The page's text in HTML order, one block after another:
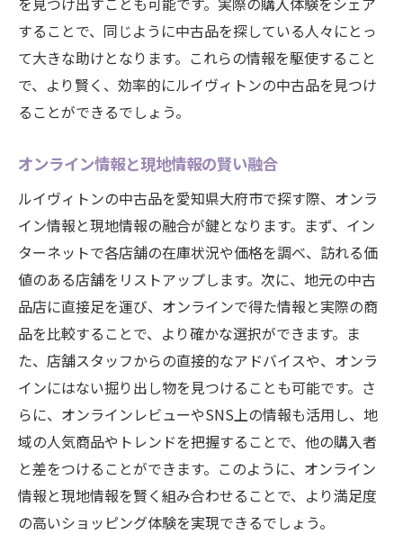
投資価値の観点から見る中古ルイヴィトン
長く愛用できるデザインと機能性
資産価値を高める保存状態の保持
将来のリセールを考えた選択肢
特別なストーリーを持つアイテムの魅力
大府市でルイヴィトンを買うメリットと他には
ない魅力
地元ならではの手厚いサポート体制
大府市の特有な文化と食を楽しむついでに
交通アクセスが良好な立地の利便性
地元価格での優位性を活かす
リピーターが教える大府市の魅力
地域密着型の店舗運営の信頼感
ルイヴィトン中古品購入経験者の声から学ぶ選
び方のポイント
実際の購入体験談から学ぶべき教訓
することで、同じように中古品を探している人々にとっ
て大きな助けとなります。これらの情報を駆使すること
で、より賢く、効率的にルイヴィトンの中古品を見つけ
ることができるでしょう。
オンライン情報と現地情報の賢い融合
ルイヴィトンの中古品を愛知県大府市で探す際、オンラ
イン情報と現地情報の融合が鍵となります。まず、イン
ターネットで各店舗の在庫状況や価格を調べ、訪れる価
値のある店舗をリストアップします。次に、地元の中古
品店に直接足を運び、オンラインで得た情報と実際の商
品を比較することで、より確かな選択ができます。ま
た、店舗スタッフからの直接的なアドバイスや、オンラ
インにはない掘り出し物を見つけることも可能です。さ
らに、オンラインレビューやSNS上の情報も活用し、地
域の人気商品やトレンドを把握することで、他の購入者
と差をつけることができます。このように、オンライン
情報と現地情報を賢く組み合わせることで、より満足度
の高いショッピング体験を実現できるでしょう。